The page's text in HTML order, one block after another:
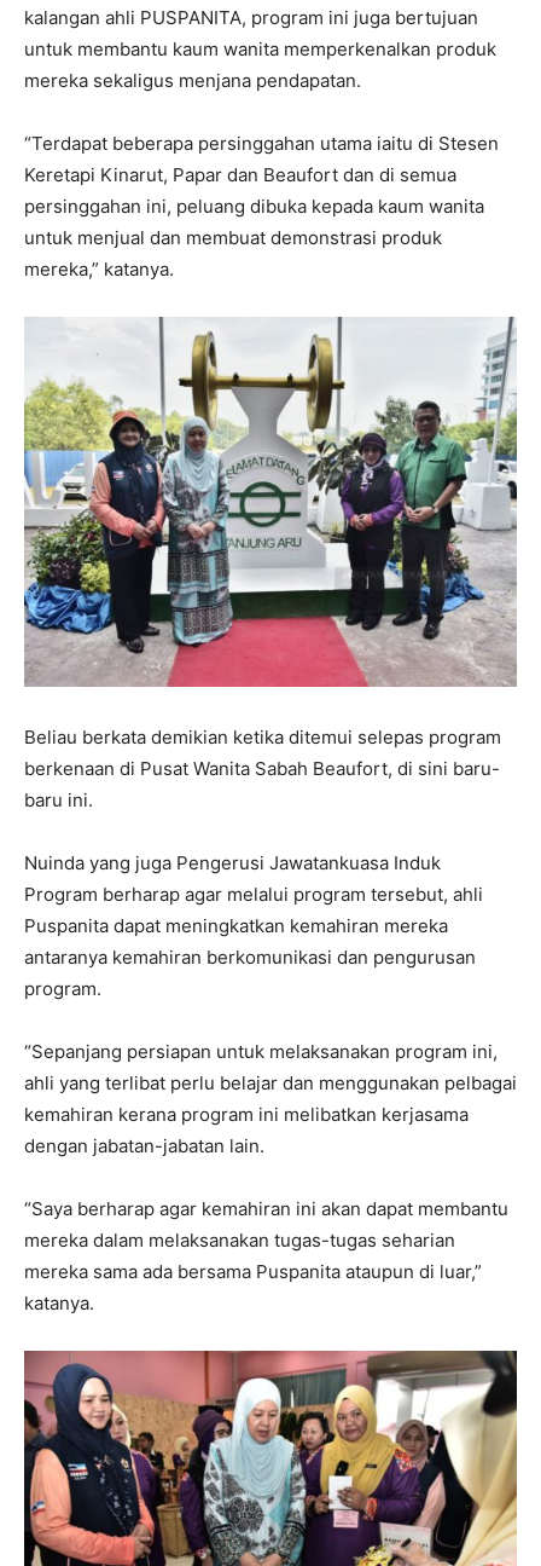
kalangan ahli PUSPANITA, program ini juga bertujuan
untuk membantu kaum wanita memperkenalkan produk
mereka sekaligus menjana pendapatan.
“Terdapat beberapa persinggahan utama iaitu di Stesen
Keretapi Kinarut, Papar dan Beaufort dan di semua
persinggahan ini, peluang dibuka kepada kaum wanita
untuk menjual dan membuat demonstrasi produk
mereka,” katanya.
Beliau berkata demikian ketika ditemui selepas program
berkenaan di Pusat Wanita Sabah Beaufort, di sini baru-
baru ini.
Nuinda yang juga Pengerusi Jawatankuasa Induk
Program berharap agar melalui program tersebut, ahli
Puspanita dapat meningkatkan kemahiran mereka
antaranya kemahiran berkomunikasi dan pengurusan
program.
“Sepanjang persiapan untuk melaksanakan program ini,
ahli yang terlibat perlu belajar dan menggunakan pelbagai
kemahiran kerana program ini melibatkan kerjasama
dengan jabatan-jabatan lain.
“Saya berharap agar kemahiran ini akan dapat membantu
mereka dalam melaksanakan tugas-tugas seharian
mereka sama ada bersama Puspanita ataupun di luar,”
katanya.